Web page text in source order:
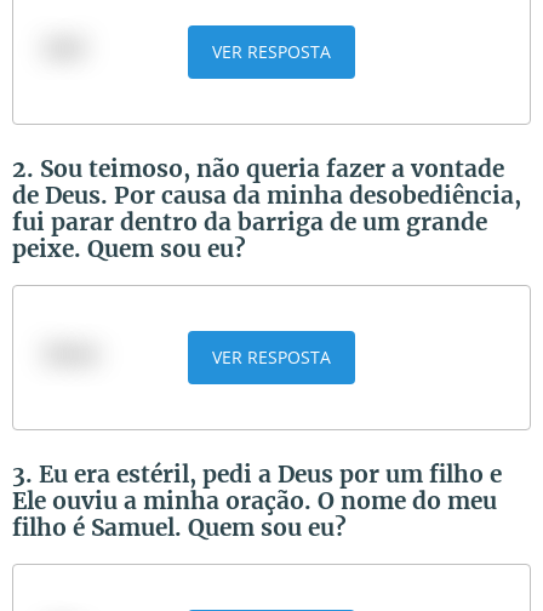
VER RESPOSTA
2. Sou teimoso, não queria fazer a vontade
de Deus. Por causa da minha desobediência,
fui parar dentro da barriga de um grande
peixe. Quem sou eu?
VER RESPOSTA
3. Eu era estéril, pedi a Deus por um filho e
Ele ouviu a minha oração. O nome do meu
filho é Samuel. Quem sou eu?